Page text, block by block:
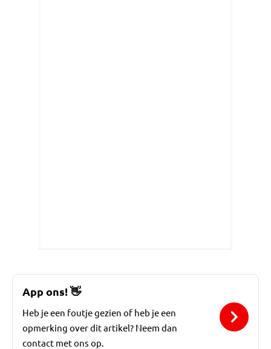
App ons! 👋
Heb je een foutje gezien of heb je een
opmerking over dit artikel? Neem dan
contact met ons op.